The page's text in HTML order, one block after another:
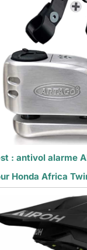
: antivol alarme
Honda Africa